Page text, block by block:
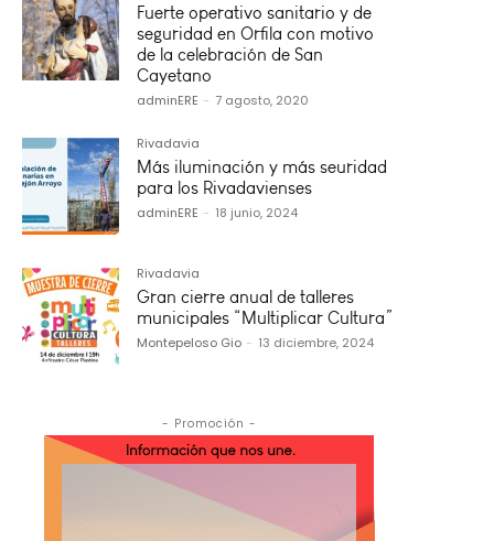
Fuerte operativo sanitario y de
seguridad en Orfila con motivo
de la celebración de San
Cayetano
adminERE - 7 agosto, 2020
Rivadavia
Más iluminación y más seuridad
para los Rivadavienses
adminERE - 18 junio, 2024
Rivadavia
Gran cierre anual de talleres
municipales “Multiplicar Cultura”
Montepeloso Gio - 13 diciembre, 2024
- Promoción -